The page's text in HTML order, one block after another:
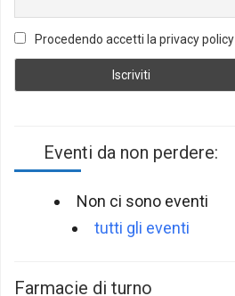
Procedendo accetti la privacy policy
Eventi da non perdere:
Non ci sono eventi
tutti gli eventi
Farmacie di turno